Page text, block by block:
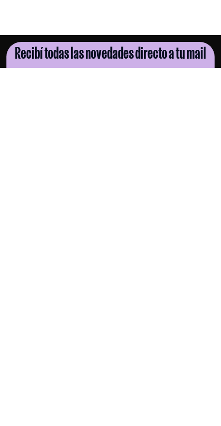
Recibí todas las novedades directo a tu mail